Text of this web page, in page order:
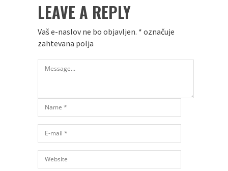
LEAVE A REPLY
Vaš e-naslov ne bo objavljen. * označuje
zahtevana polja